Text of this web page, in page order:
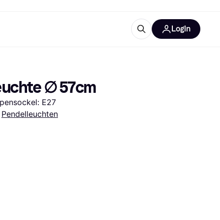
Login
∅ 57cm
E27
Pendelleuchten